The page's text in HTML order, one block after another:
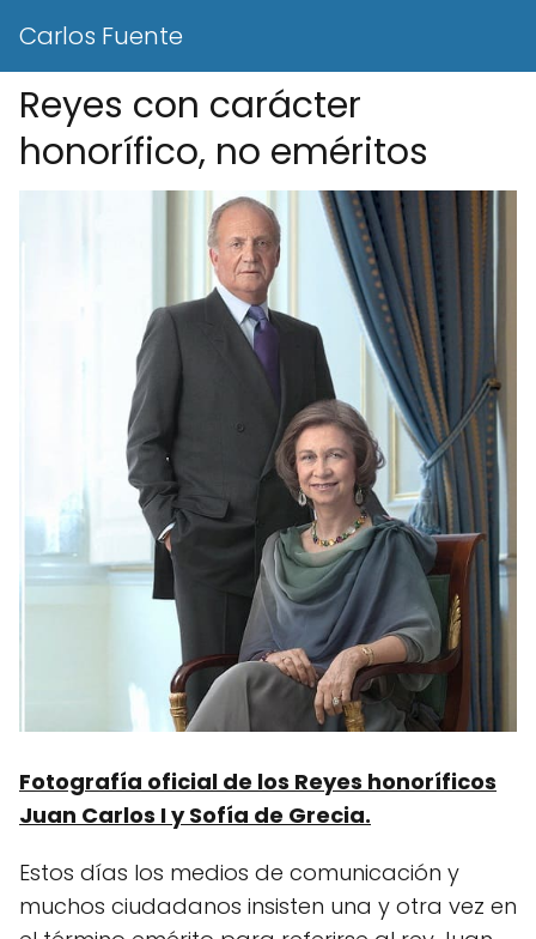
Carlos Fuente
Reyes con carácter
honorífico, no eméritos
Fotografía oficial de los Reyes honoríficos
Juan Carlos I y Sofía de Grecia.
Estos días los medios de comunicación y
muchos ciudadanos insisten una y otra vez en